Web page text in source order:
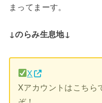
まってまーす。
↓のらみ生息地↓
X
Xアカウントはこちら